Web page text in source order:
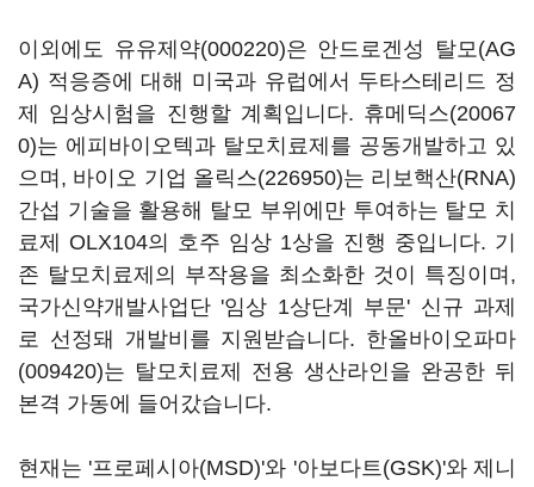
이외에도 유유제약(000220)은 안드로겐성 탈모(AG
A) 적응증에 대해 미국과 유럽에서 두타스테리드 정
제 임상시험을 진행할 계획입니다. 휴메딕스(20067
0)는 에피바이오텍과 탈모치료제를 공동개발하고 있
으며, 바이오 기업 올릭스(226950)는 리보핵산(RNA)
간섭 기술을 활용해 탈모 부위에만 투여하는 탈모 치
료제 OLX104의 호주 임상 1상을 진행 중입니다. 기
존 탈모치료제의 부작용을 최소화한 것이 특징이며,
국가신약개발사업단 '임상 1상단계 부문' 신규 과제
로 선정돼 개발비를 지원받습니다. 한올바이오파마
(009420)는 탈모치료제 전용 생산라인을 완공한 뒤
본격 가동에 들어갔습니다.
현재는 '프로페시아(MSD)'와 '아보다트(GSK)'와 제니